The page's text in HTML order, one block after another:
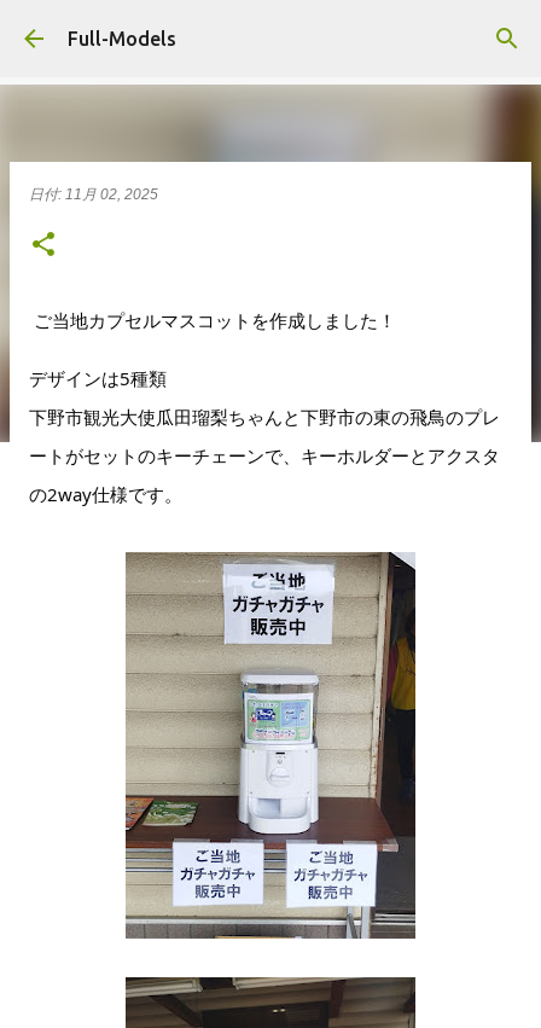
スキップしてメイン コンテンツに移動
Full-Models
日付: 11月 02, 2025
ご当地カプセルマスコットを作成しました！
デザインは5種類
下野市観光大使瓜田瑠梨ちゃんと下野市の東の飛鳥のプレ
ートがセットのキーチェーンで、キーホルダーとアクスタ
の2way仕様です。